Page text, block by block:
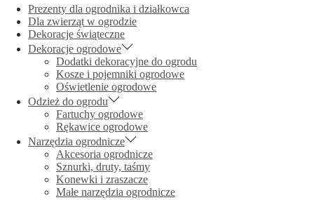
Prezenty dla ogrodnika i działkowca
Dla zwierząt w ogrodzie
Dekoracje świąteczne
Dekoracje ogrodowe
Dodatki dekoracyjne do ogrodu
Kosze i pojemniki ogrodowe
Oświetlenie ogrodowe
Odzież do ogrodu
Fartuchy ogrodowe
Rękawice ogrodowe
Narzędzia ogrodnicze
Akcesoria ogrodnicze
Sznurki, druty, taśmy
Konewki i zraszacze
Małe narzędzia ogrodnicze